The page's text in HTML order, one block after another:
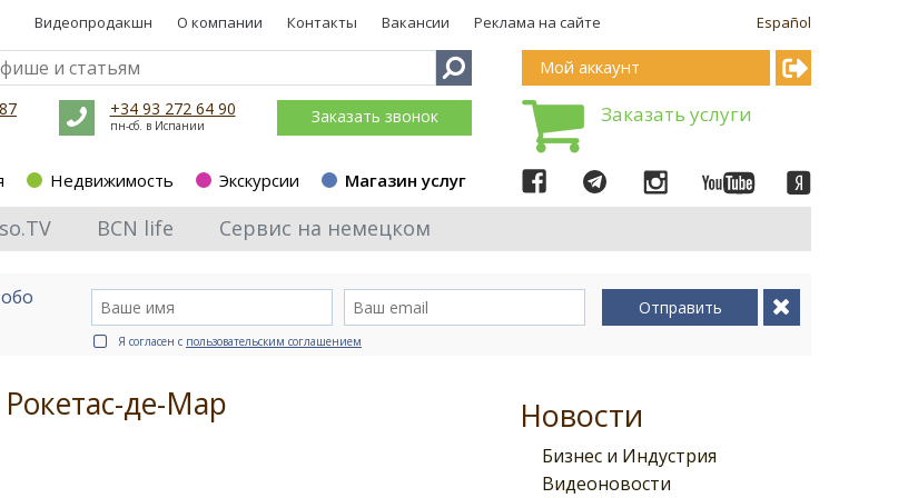
Español
Видеопродакшн О компании Контакты Вакансии Реклама на сайте
+34 93 272 64 90
пн-сб. в Испании Заказать звонок
Недвижимость Экскурсии Магазин услуг
Мой аккаунт
Заказать услуги
BCN life Сервис на немецком
Отправить
Я согласен с пользовательским соглашением
Новости
Бизнес и Индустрия
Видеоновости
де-Мар